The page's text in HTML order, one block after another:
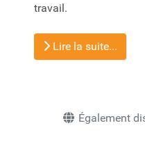
travail.
Lire la suite...
Également